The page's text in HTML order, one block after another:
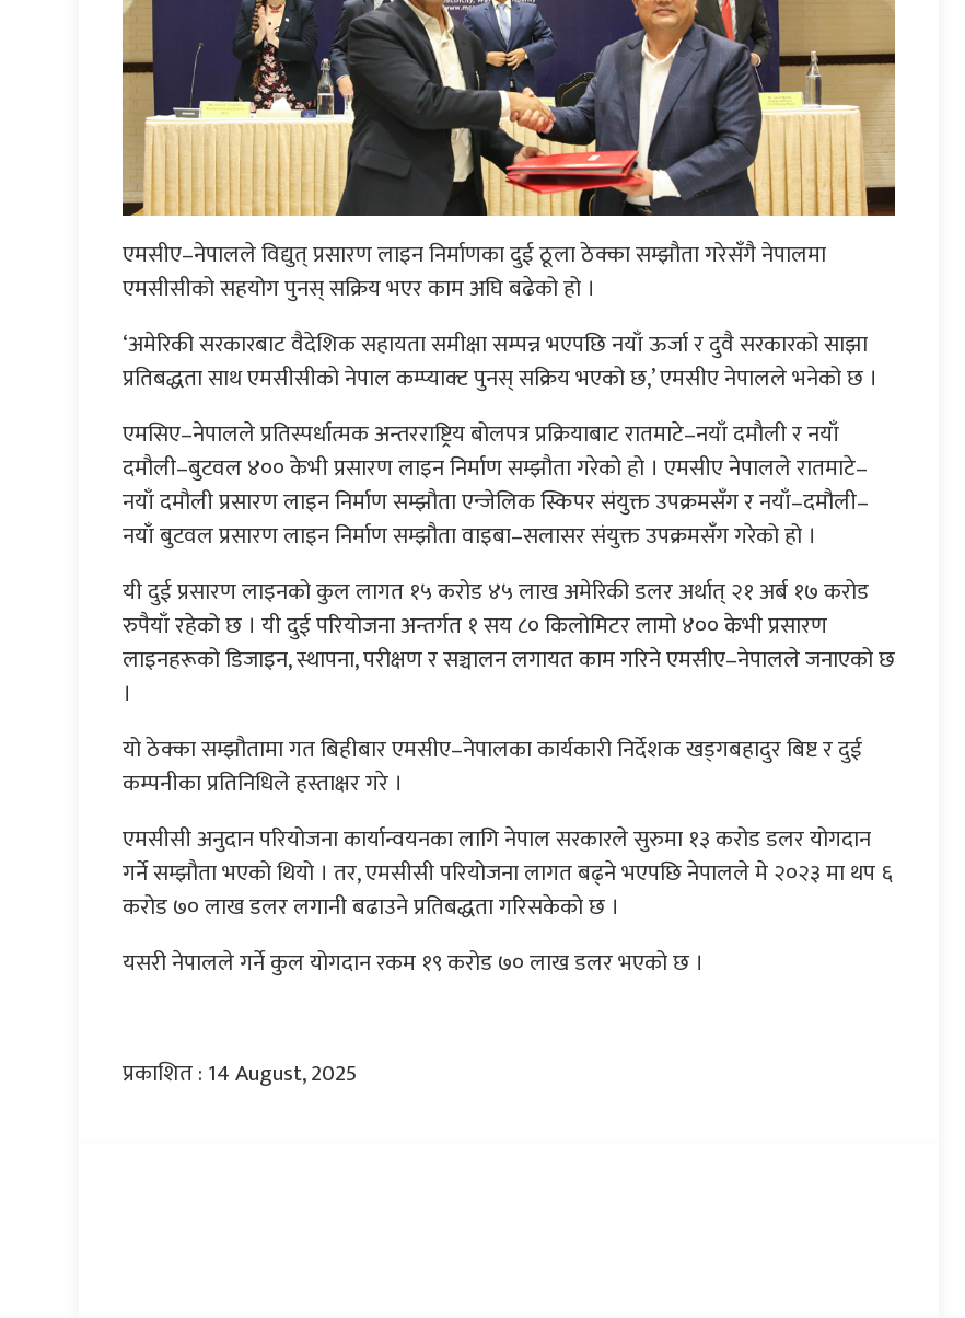
एमसीए–नेपालले विद्युत् प्रसारण लाइन निर्माणका दुई ठूला ठेक्का सम्झौता गरेसँगै नेपालमा
एमसीसीको सहयोग पुनस् सक्रिय भएर काम अघि बढेको हो ।
‘अमेरिकी सरकारबाट वैदेशिक सहायता समीक्षा सम्पन्न भएपछि नयाँ ऊर्जा र दुवै सरकारको साझा
प्रतिबद्धता साथ एमसीसीको नेपाल कम्प्याक्ट पुनस् सक्रिय भएको छ,’ एमसीए नेपालले भनेको छ ।
एमसिए–नेपालले प्रतिस्पर्धात्मक अन्तरराष्ट्रिय बोलपत्र प्रक्रियाबाट रातमाटे–नयाँ दमौली र नयाँ
दमौली–बुटवल ४०० केभी प्रसारण लाइन निर्माण सम्झौता गरेको हो । एमसीए नेपालले रातमाटे–
नयाँ दमौली प्रसारण लाइन निर्माण सम्झौता एन्जेलिक स्किपर संयुक्त उपक्रमसँग र नयाँ–दमौली–
नयाँ बुटवल प्रसारण लाइन निर्माण सम्झौता वाइबा–सलासर संयुक्त उपक्रमसँग गरेको हो ।
यी दुई प्रसारण लाइनको कुल लागत १५ करोड ४५ लाख अमेरिकी डलर अर्थात् २१ अर्ब १७ करोड
रुपैयाँ रहेको छ । यी दुई परियोजना अन्तर्गत १ सय ८० किलोमिटर लामो ४०० केभी प्रसारण
लाइनहरूको डिजाइन, स्थापना, परीक्षण र सञ्चालन लगायत काम गरिने एमसीए–नेपालले जनाएको छ
।
यो ठेक्का सम्झौतामा गत बिहीबार एमसीए–नेपालका कार्यकारी निर्देशक खड्गबहादुर बिष्ट र दुई
कम्पनीका प्रतिनिधिले हस्ताक्षर गरे ।
एमसीसी अनुदान परियोजना कार्यान्वयनका लागि नेपाल सरकारले सुरुमा १३ करोड डलर योगदान
गर्ने सम्झौता भएको थियो । तर, एमसीसी परियोजना लागत बढ्ने भएपछि नेपालले मे २०२३ मा थप ६
करोड ७० लाख डलर लगानी बढाउने प्रतिबद्धता गरिसकेको छ ।
यसरी नेपालले गर्ने कुल योगदान रकम १९ करोड ७० लाख डलर भएको छ ।
प्रकाशित : 14 August, 2025